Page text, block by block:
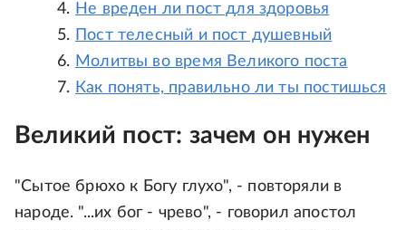
Не вреден ли пост для здоровья
Пост телесный и пост душевный
Молитвы во время Великого поста
Как понять, правильно ли ты постишься
Великий пост: зачем он нужен
"Сытое брюхо к Богу глухо", - повторяли в
народе. "...их бог - чрево", - говорил апостол